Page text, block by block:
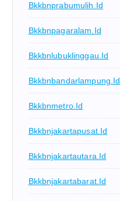
Bkkbnprabumulih.id
Bkkbnpagaralam.id
Bkkbnlubuklinggau.id
Bkkbnbandarlampung.id
Bkkbnmetro.id
Bkkbnjakartapusat.id
Bkkbnjakartautara.id
Bkkbnjakartabarat.id